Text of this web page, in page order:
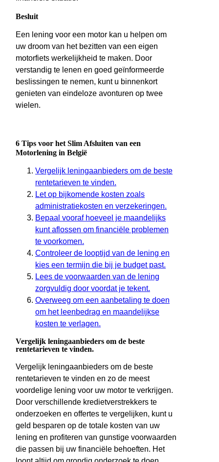
Besluit
Een lening voor een motor kan u helpen om
uw droom van het bezitten van een eigen
motorfiets werkelijkheid te maken. Door
verstandig te lenen en goed geïnformeerde
beslissingen te nemen, kunt u binnenkort
genieten van eindeloze avonturen op twee
wielen.
6 Tips voor het Slim Afsluiten van een
Motorlening in België
Vergelijk leningaanbieders om de beste
rentetarieven te vinden.
Let op bijkomende kosten zoals
administratiekosten en verzekeringen.
Bepaal vooraf hoeveel je maandelijks
kunt aflossen om financiële problemen
te voorkomen.
Controleer de looptijd van de lening en
kies een termijn die bij je budget past.
Lees de voorwaarden van de lening
zorgvuldig door voordat je tekent.
Overweeg om een aanbetaling te doen
om het leenbedrag en maandelijkse
kosten te verlagen.
Vergelijk leningaanbieders om de beste
rentetarieven te vinden.
Vergelijk leningaanbieders om de beste
rentetarieven te vinden en zo de meest
voordelige lening voor uw motor te verkrijgen.
Door verschillende kredietverstrekkers te
onderzoeken en offertes te vergelijken, kunt u
geld besparen op de totale kosten van uw
lening en profiteren van gunstige voorwaarden
die passen bij uw financiële behoeften. Het